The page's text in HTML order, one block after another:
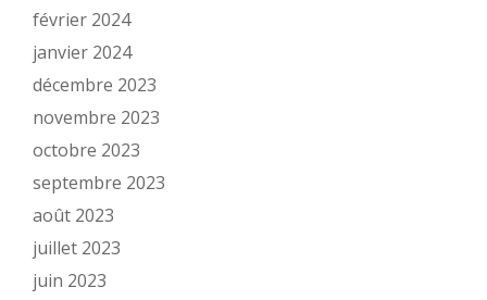
février 2024
janvier 2024
décembre 2023
novembre 2023
octobre 2023
septembre 2023
août 2023
juillet 2023
juin 2023